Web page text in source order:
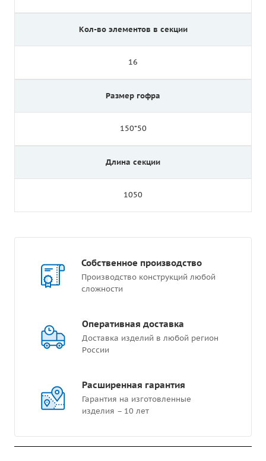
Кол-во элементов в секции
16
Размер гофра
150*50
Длина секции
1050
Собственное производство
Производство конструкций любой
сложности
Оперативная доставка
Доставка изделий в любой регион
России
Расширенная гарантия
Гарантия на изготовленные
изделия – 10 лет